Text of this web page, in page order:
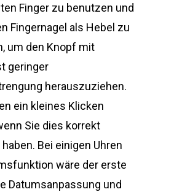
Finger zu benutzen und
Fingernagel als Hebel zu
um den Knopf mit
geringer
herauszuziehen.
ein kleines Klicken
Sie dies korrekt
Bei einigen Uhren
wäre der erste
Datumsanpassung und